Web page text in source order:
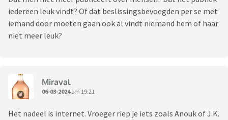
iedereen leuk vindt? Of dat beslissingsbevoegden per se met
iemand door moeten gaan ook al vindt niemand hem of haar
niet meer leuk?
Miraval
06-03-2024om 19:21
Het nadeel is internet. Vroeger riep je iets zoals Anouk of J.K.